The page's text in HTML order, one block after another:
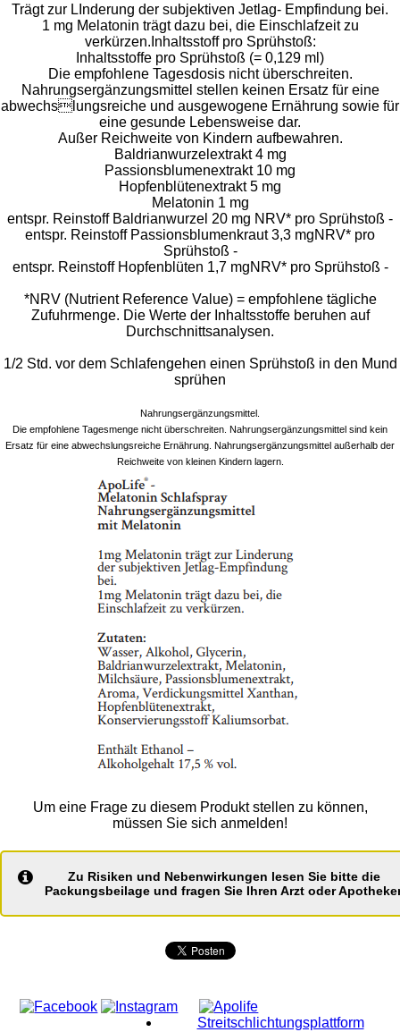
Trägt zur LInderung der subjektiven Jetlag- Empfindung bei.
1 mg Melatonin trägt dazu bei, die Einschlafzeit zu
verkürzen.Inhaltsstoff pro Sprühstoß:
Inhaltsstoffe pro Sprühstoß (= 0,129 ml)
Die empfohlene Tagesdosis nicht überschreiten.
Nahrungsergänzungsmittel stellen keinen Ersatz für eine
abwechslungsreiche und ausgewogene Ernährung sowie für
eine gesunde Lebensweise dar.
Außer Reichweite von Kindern aufbewahren.
Baldrianwurzelextrakt 4 mg
Passionsblumenextrakt 10 mg
Hopfenblütenextrakt 5 mg
Melatonin 1 mg
entspr. Reinstoff Baldrianwurzel 20 mg NRV* pro Sprühstoß -
entspr. Reinstoff Passionsblumenkraut 3,3 mgNRV* pro
Sprühstoß -
entspr. Reinstoff Hopfenblüten 1,7 mgNRV* pro Sprühstoß -
*NRV (Nutrient Reference Value) = empfohlene tägliche
Zufuhrmenge. Die Werte der Inhaltsstoffe beruhen auf
Durchschnittsanalysen.
1/2 Std. vor dem Schlafengehen einen Sprühstoß in den Mund
sprühen
Nahrungsergänzungsmittel.
Die empfohlene Tagesmenge nicht überschreiten. Nahrungsergänzungsmittel sind kein
Ersatz für eine abwechslungsreiche Ernährung. Nahrungsergänzungsmittel außerhalb der
Reichweite von kleinen Kindern lagern.
Um eine Frage zu diesem Produkt stellen zu können,
müssen Sie sich anmelden!
Zu Risiken und Nebenwirkungen lesen Sie bitte die
Packungsbeilage und fragen Sie Ihren Arzt oder
Streitschlichtungsplattform